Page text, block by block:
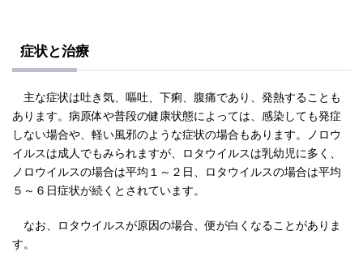
症状と治療
主な症状は吐き気、嘔吐、下痢、腹痛であり、発熱することも
あります。病原体や普段の健康状態によっては、感染しても発症
しない場合や、軽い風邪のような症状の場合もあります。ノロウ
イルスは成人でもみられますが、ロタウイルスは乳幼児に多く、
ノロウイルスの場合は平均１～２日、ロタウイルスの場合は平均
５～６日症状が続くとされています。
なお、ロタウイルスが原因の場合、便が白くなることがありま
す。